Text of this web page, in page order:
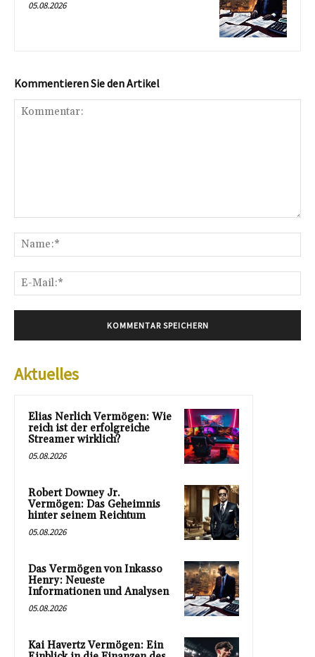
05.08.2026
Kommentieren Sie den Artikel
Aktuelles
Elias Nerlich Vermögen: Wie
reich ist der erfolgreiche
Streamer wirklich?
05.08.2026
Robert Downey Jr.
Vermögen: Das Geheimnis
hinter seinem Reichtum
05.08.2026
Das Vermögen von Inkasso
Henry: Neueste
Informationen und Analysen
05.08.2026
Kai Havertz Vermögen: Ein